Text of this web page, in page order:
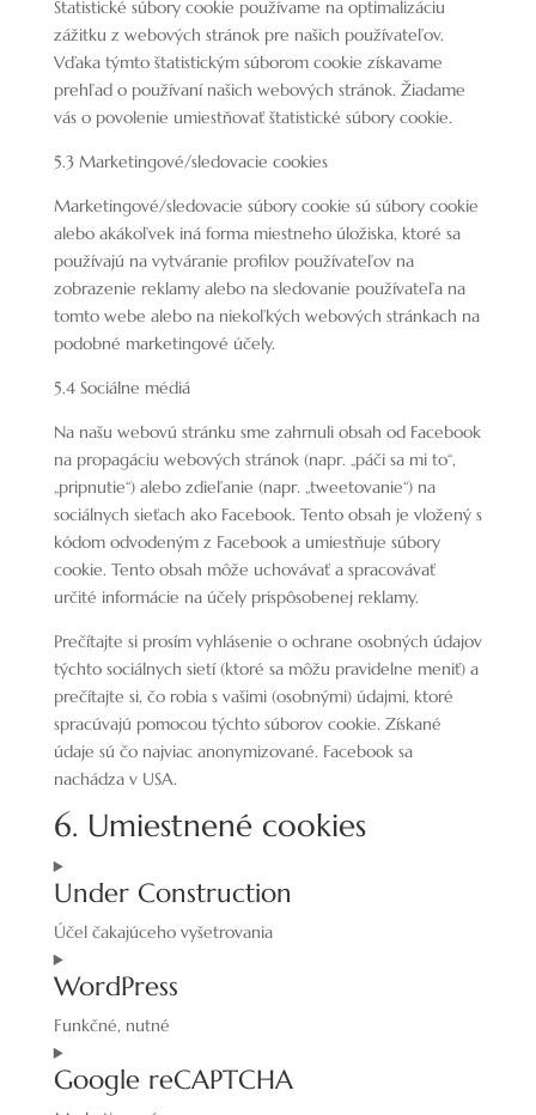
Štatistické súbory cookie používame na optimalizáciu
zážitku z webových stránok pre našich používateľov.
Vďaka týmto štatistickým súborom cookie získavame
prehľad o používaní našich webových stránok. Žiadame
vás o povolenie umiestňovať štatistické súbory cookie.
5.3 Marketingové/sledovacie cookies
Marketingové/sledovacie súbory cookie sú súbory cookie
alebo akákoľvek iná forma miestneho úložiska, ktoré sa
používajú na vytváranie profilov používateľov na
zobrazenie reklamy alebo na sledovanie používateľa na
tomto webe alebo na niekoľkých webových stránkach na
podobné marketingové účely.
5.4 Sociálne médiá
Na našu webovú stránku sme zahrnuli obsah od Facebook
na propagáciu webových stránok (napr. „páči sa mi to“,
„pripnutie“) alebo zdieľanie (napr. „tweetovanie“) na
sociálnych sieťach ako Facebook. Tento obsah je vložený s
kódom odvodeným z Facebook a umiestňuje súbory
cookie. Tento obsah môže uchovávať a spracovávať
určité informácie na účely prispôsobenej reklamy.
Prečítajte si prosím vyhlásenie o ochrane osobných údajov
týchto sociálnych sietí (ktoré sa môžu pravidelne meniť) a
prečítajte si, čo robia s vašimi (osobnými) údajmi, ktoré
spracúvajú pomocou týchto súborov cookie. Získané
údaje sú čo najviac anonymizované. Facebook sa
nachádza v USA.
6. Umiestnené cookies
Under Construction
Účel čakajúceho vyšetrovania
Consent
to
service
construction
WordPress
Funkčné, nutné
Consent
to
service
Google reCAPTCHA